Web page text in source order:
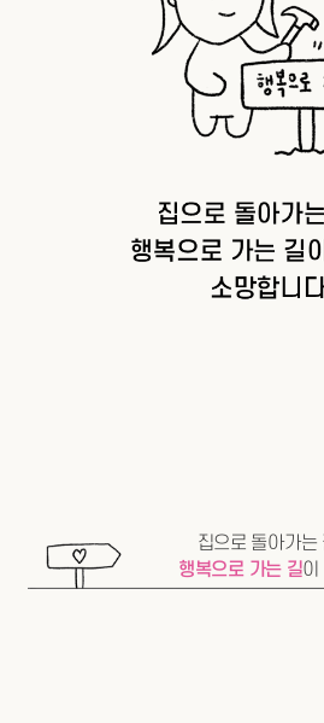
집으로 돌아가는
행복으로 가는 길이